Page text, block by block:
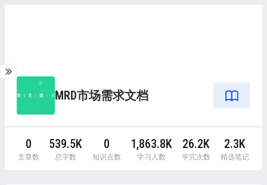
MRD市场需求文档
0
文章数
539.5K
总字数
0
知识点数
1,863.8K
学习人数
26.2K
学完次数
2.3K
精选笔记